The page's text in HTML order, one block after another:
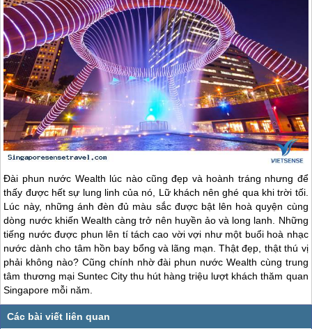
Đài phun nước Wealth lúc nào cũng đẹp và hoành tráng nhưng để
thấy được hết sự lung linh của nó, Lữ khách nên ghé qua khi trời tối.
Lúc này, những ánh đèn đủ màu sắc được bật lên hoà quyện cùng
dòng nước khiến Wealth càng trở nên huyền ảo và long lanh. Những
tiếng nước được phun lên tí tách cao vời vợi như một buổi hoà nhạc
nước dành cho tâm hồn bay bổng và lãng mạn. Thật đẹp, thật thú vị
phải không nào? Cũng chính nhờ đài phun nước Wealth cùng trung
tâm thương mại Suntec City thu hút hàng triệu lượt khách thăm quan
Singapore mỗi năm.